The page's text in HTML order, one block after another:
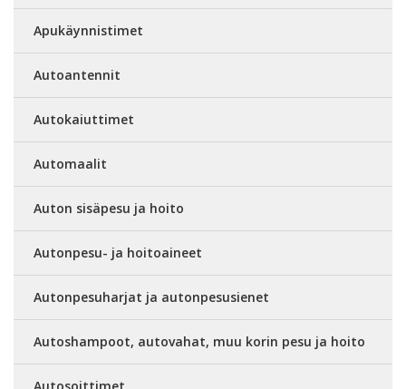
Apukäynnistimet
Autoantennit
Autokaiuttimet
Automaalit
Auton sisäpesu ja hoito
Autonpesu- ja hoitoaineet
Autonpesuharjat ja autonpesusienet
Autoshampoot, autovahat, muu korin pesu ja hoito